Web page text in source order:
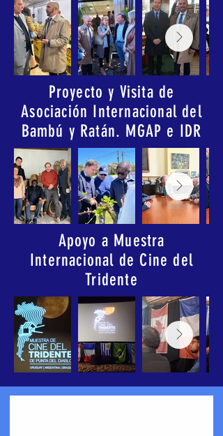
Proyecto y Visita de
Asociación Internacional del
Bambú y Ratán. MGAP e IDR
Apoyo a Muestra
Internacional de Cine del
Tridente